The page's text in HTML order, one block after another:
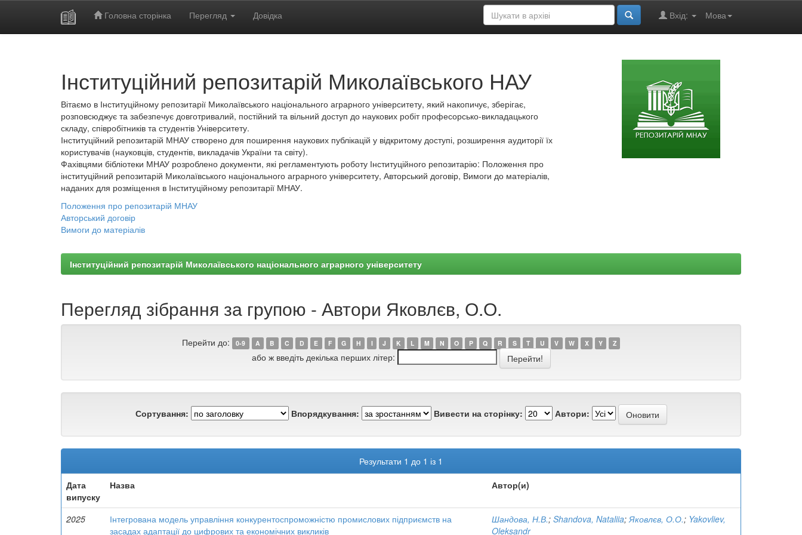
Головна сторінка Перегляд Довідка Мова
Вхід:
Інституційний репозитарій Миколаївського НАУ
Вітаємо в Інституційному репозитарії Миколаївського національного аграрного університету, який накопичує, зберігає,
розповсюджує та забезпечує довготривалий, постійний та вільний доступ до наукових робіт професорсько-викладацького
складу, співробітників та студентів Університету.
Інституційний репозитарій МНАУ створено для поширення наукових публікацій у відкритому доступі, розширення аудиторії їх
користувачів (науковців, студентів, викладачів України та світу).
Фахівцями бібліотеки МНАУ розроблено документи, які регламентують роботу Інституційного репозитарію: Положення про
інституційний репозитарій Миколаївського національного аграрного університету, Авторський договір, Вимоги до матеріалів,
наданих для розміщення в Інституційному репозитарії МНАУ.
Положення про репозитарій МНАУ
Авторський договір
Вимоги до матеріалів
Інституційний репозитарій Миколаївського національного аграрного університету
Перегляд зібрання за групою - Автори Яковлєв, О.О.
Перейти до: 0-9 A B C D E F G H I J K L M N O P Q R S T U V W X Y Z
або ж введіть декілька перших літер:
Сортування: Впорядкування: Вивести на сторінку: Автори:
Результати 1 до 1 із 1
Дата
випуску
Назва Автор(и)
2025
Інтегрована модель управління конкурентоспроможністю промислових підприємств на
засадах адаптації до цифрових та економічних викликів
Шандова, Н.В.; Shandova, Nataliia;Яковлєв, О.О.; Yakovliev,
Oleksandr